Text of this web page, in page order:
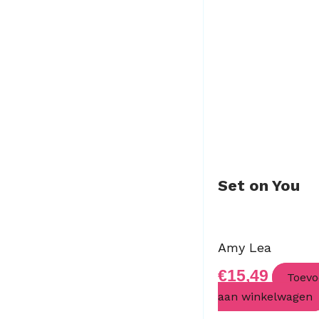
Set on You
Amy Lea
€15,49
aan winkelwagen